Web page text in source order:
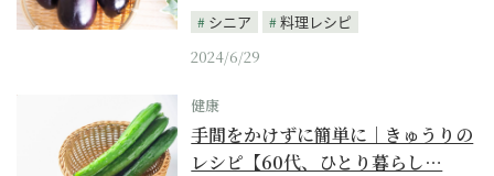
シニア
料理レシピ
2024/6/29
健康
手間をかけずに簡単に｜きゅうりの
レシピ【60代、ひとり暮らし…